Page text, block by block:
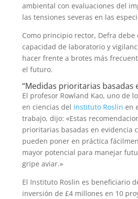
ambiental con evaluaciones del
las tensiones severas en las
Como principio rector, Defra debe
capacidad de laboratorio y
hacer frente a brotes más
el futuro.
“Medidas prioritarias basadas
El profesor Rowland Kao, uno de
en ciencias del Instituto Roslin en
trabajo, dijo: «Estas
prioritarias basadas en evidencia
pueden poner en práctica
mayor potencial para manejar
gripe aviar.»
El Instituto Roslin es beneficiario
inversión de £4 millones en 10